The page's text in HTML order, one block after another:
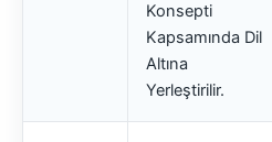
Konsepti
Kapsamında Dil
Altına
Yerleştirilir.